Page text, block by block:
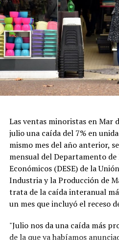
Las ventas minoristas en Mar
julio una caída del 7% en
mismo mes del año anterior,
mensual del Departamento de
Económicos (DESE) de la
Industria y la Producción de
trata de la caída interanual
un mes que incluyó el receso
"Julio nos da una caída más
de la que ya habíamos